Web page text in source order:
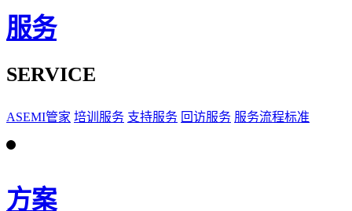
服务
SERVICE
ASEMI管家 培训服务 支持服务 回访服务 服务流程标准
方案